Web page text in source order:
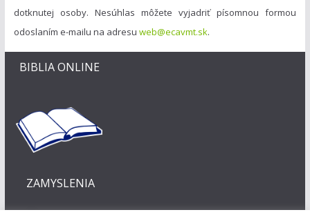
dotknutej osoby. Nesúhlas môžete vyjadriť písomnou formou
odoslaním e-mailu na adresu web@ecavmt.sk.
BIBLIA ONLINE
ZAMYSLENIA